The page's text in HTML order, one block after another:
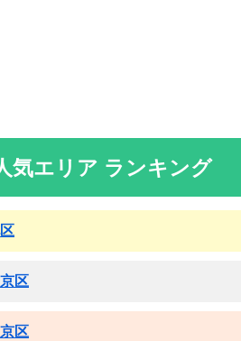
気エリア ランキング
区
区